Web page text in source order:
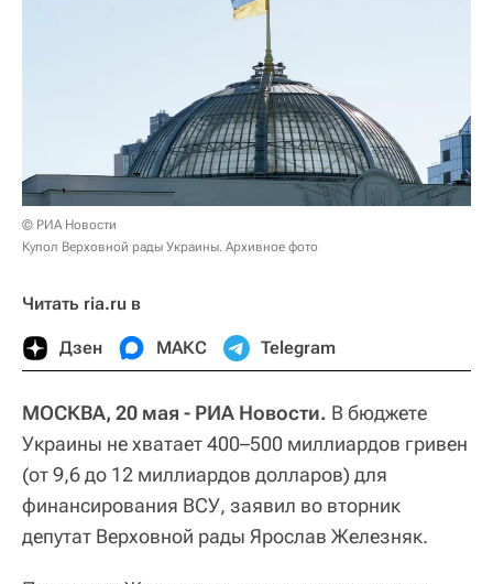
© РИА Новости
Купол Верховной рады Украины. Архивное фото
Читать ria.ru в
Дзен МАКС Telegram
МОСКВА, 20 мая - РИА Новости. В бюджете
Украины не хватает 400–500 миллиардов гривен
(от 9,6 до 12 миллиардов долларов) для
финансирования ВСУ, заявил во вторник
депутат Верховной рады Ярослав Железняк.